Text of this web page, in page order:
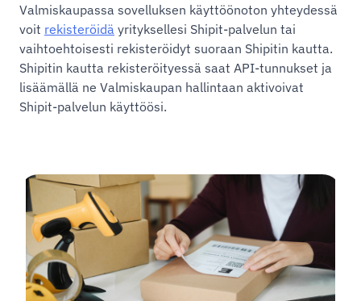
Valmiskaupassa sovelluksen käyttöönoton yhteydessä
voit rekisteröidä yrityksellesi Shipit-palvelun tai
vaihtoehtoisesti rekisteröidyt suoraan Shipitin kautta.
Shipitin kautta rekisteröityessä saat API-tunnukset ja
lisäämällä ne Valmiskaupan hallintaan aktivoivat
Shipit-palvelun käyttöösi.